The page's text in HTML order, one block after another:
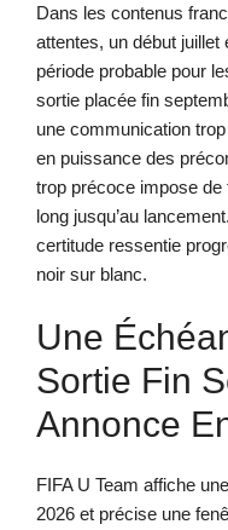
Dans les contenus
attentes, un début
période probable pour
sortie placée fin
une communication
en puissance des
trop précoce impose
long jusqu’au
certitude ressentie
noir sur blanc.
Une
Sortie Fin
Annonce
FIFA U Team affiche
2026 et précise une